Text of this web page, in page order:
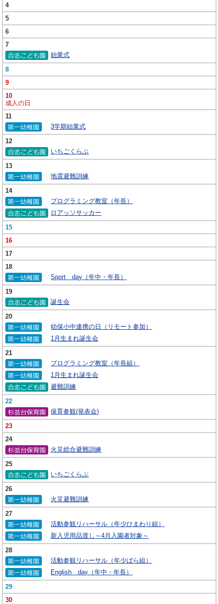
4
5
6
7
始業式
8
9
10
成人の日
11
3学期始業式
12
いちごくらぶ
13
地震避難訓練
14
プログラミング教室（年長）
ロアッソサッカー
15
16
17
18
Sport day（年中・年長）
19
誕生会
20
幼保小中連携の日（リモート参加）
1月生まれ誕生会
21
プログラミング教室（年長組）
1月生まれ誕生会
避難訓練
22
保育参観(発表会)
23
24
火災総合避難訓練
25
いちごくらぶ
26
火災避難訓練
27
活動参観リハーサル（年少ひまわり組）
新入児用品渡し～4月入園者対象～
28
活動参観リハーサル（年少ばら組）
English day（年中・年長）
29
30